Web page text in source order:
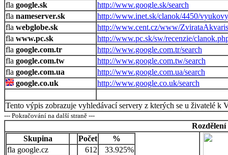
google.sk
http://www.google.sk/search
nameserver.sk
http://www.inet.sk/clanok/4450/
webglobe.sk
http://www.cent.cz/www/
www.pc.sk
http://www.pc.sk/sw/recenzie/
google.com.tr
http://www.google.com.tr/search
google.com.tw
http://www.google.com.tw/search
google.com.ua
http://www.google.com.ua/search
google.co.uk
http://www.google.co.uk/search
Tento výpis zobrazuje vyhledávací servery z kterých se u živatelé k
--- Pokračování na další straně ---
Skupina
Počet
%
google.cz
612
33.925%